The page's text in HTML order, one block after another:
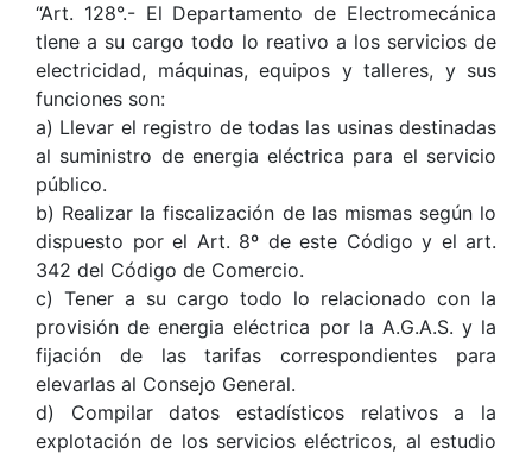
“Art. 128°.- El Departamento de Electromecánica
tIene a su cargo todo lo reativo a los servicios de
electricidad, máquinas, equipos y talleres, y sus
funciones son:
a) Llevar el registro de todas las usinas destinadas
al suministro de energia eléctrica para el servicio
público.
b) Realizar la fiscalización de las mismas según lo
dispuesto por el Art. 8º de este Código y el art.
342 del Código de Comercio.
c) Tener a su cargo todo lo relacionado con Ia
provisión de energia eléctrica por la A.G.A.S. y la
fijación de las tarifas correspondientes para
elevarlas al Consejo General.
d) Compilar datos estadísticos relativos a la
explotación de los servicios eléctricos, al estudio